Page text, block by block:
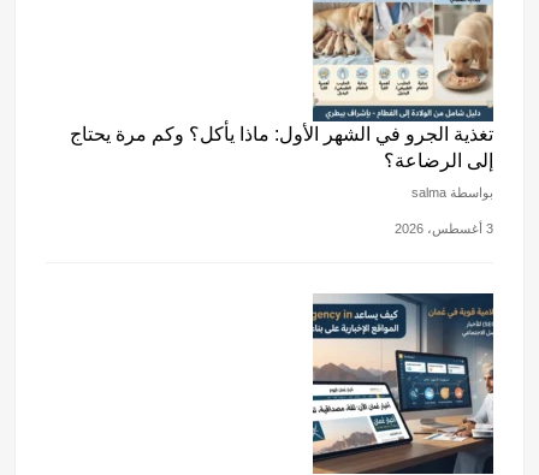
تغذية الجرو في الشهر الأول: ماذا يأكل؟ وكم مرة يحتاج
إلى الرضاعة؟
بواسطة salma
3 أغسطس، 2026